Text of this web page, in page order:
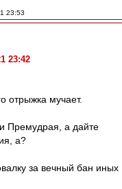
23:53
23:42
отрыжка мучает.
Премудрая, а дайте
а?
за вечный бан иных